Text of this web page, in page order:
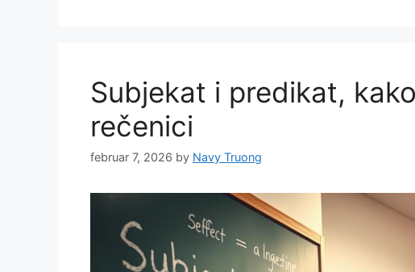
Subjekat i predikat,
rečenici
februar 7, 2026 by Navy Truong